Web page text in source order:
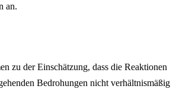
an.
zu der Einschätzung, dass die Reaktionen
Bedrohungen nicht verhältnismäßig